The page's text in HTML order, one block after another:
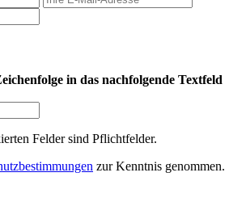
in das nachfolgende Textfeld
Felder sind Pflichtfelder.
zur Kenntnis genommen.